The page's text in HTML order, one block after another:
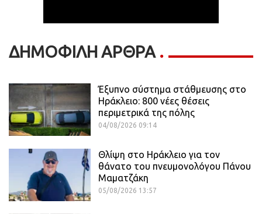
ΔΗΜΟΦΙΛΗ ΑΡΘΡΑ
Έξυπνο σύστημα στάθμευσης στο
Ηράκλειο: 800 νέες θέσεις
περιμετρικά της πόλης
04/08/2026 09:14
Θλίψη στο Ηράκλειο για τον
θάνατο του πνευμονολόγου Πάνου
Μαματζάκη
05/08/2026 13:57